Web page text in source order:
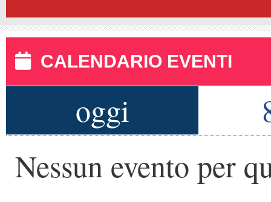
CALENDARIO EVENTI
oggi
Nessun evento per